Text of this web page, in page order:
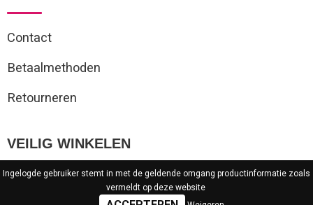
Contact
Betaalmethoden
Retourneren
VEILIG WINKELEN
Algemene voorwaarden
Ingelogde gebruiker stemt in met de geldende omgang productinformatie zoals
vermeldt op deze website